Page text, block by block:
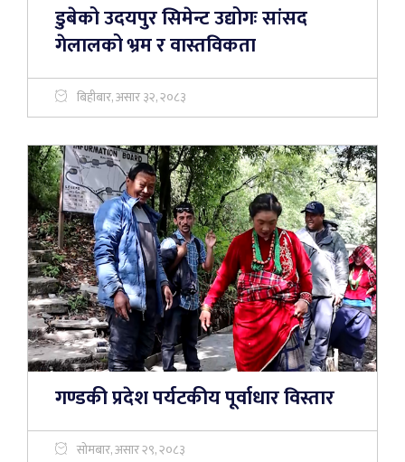
डुबेको उदयपुर सिमेन्ट उद्योगः सांसद
गेलालको भ्रम र वास्तविकता
बिहीबार, असार ३२, २०८३
गण्डकी प्रदेश पर्यटकीय पूर्वाधार विस्तार
सोमबार, असार २९, २०८३